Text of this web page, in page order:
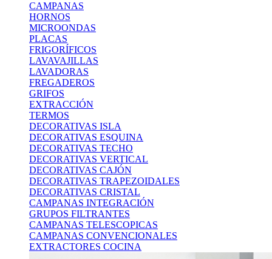
CAMPANAS
HORNOS
MICROONDAS
PLACAS
FRIGORÍFICOS
LAVAVAJILLAS
LAVADORAS
FREGADEROS
GRIFOS
EXTRACCIÓN
TERMOS
DECORATIVAS ISLA
DECORATIVAS ESQUINA
DECORATIVAS TECHO
DECORATIVAS VERTICAL
DECORATIVAS CAJÓN
DECORATIVAS TRAPEZOIDALES
DECORATIVAS CRISTAL
CAMPANAS INTEGRACIÓN
GRUPOS FILTRANTES
CAMPANAS TELESCOPICAS
CAMPANAS CONVENCIONALES
EXTRACTORES COCINA